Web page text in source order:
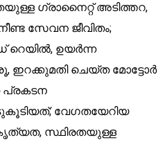
ഗ്രാനൈറ്റ് അടിത്തറ,
സേവന ജീവിതം;
ഉയർന്ന
ഇറക്കുമതി ചെയ്ത മോട്ടോർ
വേഗതയേറിയ
സ്ഥിരതയുള്ള